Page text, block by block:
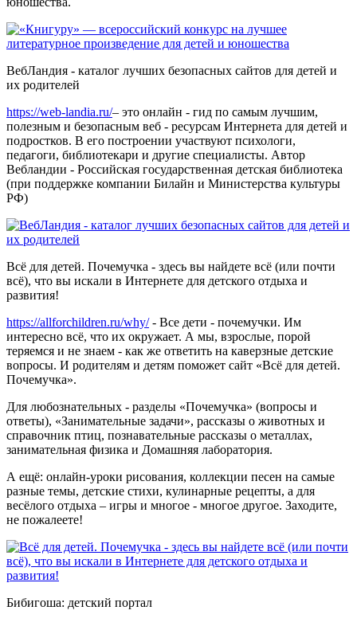
ВебЛандия - каталог лучших безопасных сайтов для детей и
их родителей
https://web-landia.ru/– это онлайн - гид по самым лучшим,
полезным и безопасным веб - ресурсам Интернета для детей и
подростков. В его построении участвуют психологи,
педагоги, библиотекари и другие специалисты. Автор
Вебландии - Российская государственная детская библиотека
(при поддержке компании Билайн и Министерства культуры
РФ)
Всё для детей. Почемучка - здесь вы найдете всё (или почти
всё), что вы искали в Интернете для детского отдыха и
развития!
https://allforchildren.ru/why/- Все дети - почемучки. Им
интересно всё, что их окружает. А мы, взрослые, порой
теряемся и не знаем - как же ответить на каверзные детские
вопросы. И родителям и детям поможет сайт «Всё для детей.
Почемучка».
Для любознательных - разделы «Почемучка» (вопросы и
ответы), «Занимательные задачи», рассказы о животных и
справочник птиц, познавательные рассказы о металлах,
занимательная физика и Домашняя лаборатория.
А ещё: онлайн-уроки рисования, коллекции песен на самые
разные темы, детские стихи, кулинарные рецепты, а для
весёлого отдыха – игры и многое - многое другое. Заходите,
не пожалеете!
Бибигоша: детский портал